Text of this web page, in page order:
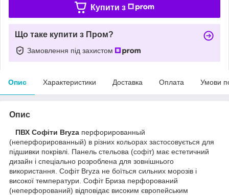
Купити з
Що таке купити з Пром?
Замовлення під захистом
Опис Характеристики Доставка Оплата Умови
Опис
ПВХ Софіти Bryza перфорированный
(неперфорированный) в різних кольорах застосовується для
підшивки покрівлі. Панель стельова (софіт) має естетичний
дизайн і спеціально розроблена для зовнішнього
використання. Софіт Bryza не боїться сильних морозів і
високої температури. Софіт Бриза перфорований
(неперфорований) відповідає високим європейським